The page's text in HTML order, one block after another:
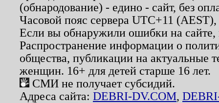
(обнародование) - едино - сайт, без
Часовой пояс сервера UTC+11
Если вы обнаружили ошибки на
Распространение информации о
общества, публикации на актуальные
женщин. 16+ для детей старше 16 лет.
СМИ не получает субсидий.
Адреса сайта: DEBRI-DV.COM,